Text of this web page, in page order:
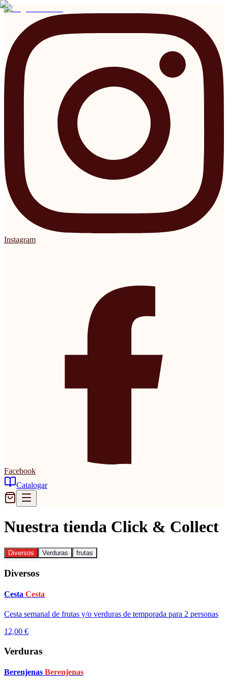
Instagram
Facebook
Catalogar
Nuestra tienda Click & Collect
Diversos Verduras frutas
Diversos
Cesta Cesta
Cesta semanal de frutas y/o verduras de temporada para 2 personas
12,00 €
Verduras
Berenjenas Berenjenas